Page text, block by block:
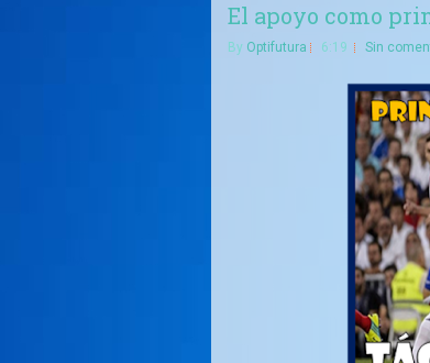
El apoyo como
By Optifutura 6:19 Sin